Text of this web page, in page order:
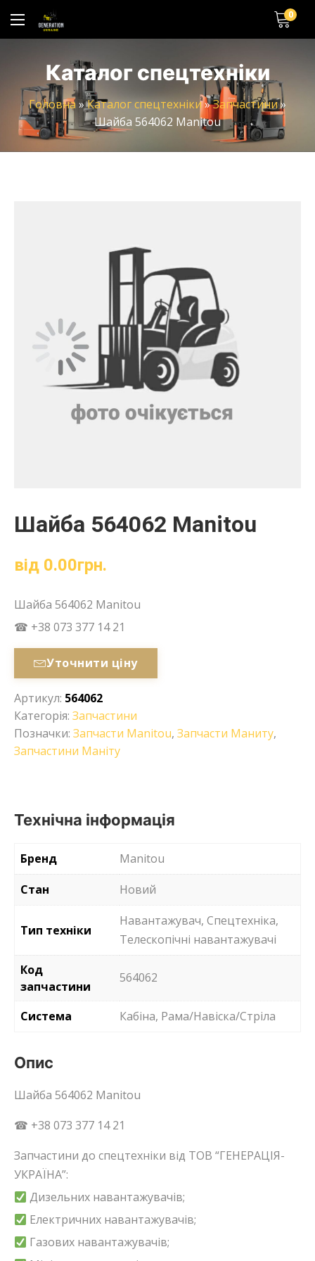
0
Каталог спецтехніки
Головна»Каталог спецтехніки»Запчастини»
Шайба 564062 Manitou
Шайба 564062 Manitou
від 0.00грн.
Шайба 564062 Manitou
☎ +38 073 377 14 21
Уточнити ціну
Артикул: 564062
Категорія: Запчастини
Позначки: Запчасти Manitou, Запчасти Маниту,
Запчастини Маніту
Технічна інформація
Бренд
Manitou
Стан
Новий
Тип техніки
Навантажувач, Спецтехніка,
Телескопічні навантажувачі
Код
запчастини
564062
Система Кабіна, Рама/Навіска/Стріла
Опис
Шайба 564062 Manitou
☎ +38 073 377 14 21
Запчастини до спецтехніки від ТОВ “ГЕНЕРАЦІЯ-
УКРАЇНА”:
Дизельних навантажувачів;
Електричних навантажувачів;
Газових навантажувачів;